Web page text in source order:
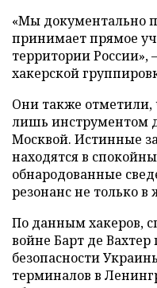
«Мы документально
принимает прямое
территории России»,
хакерской
Они также отметили,
лишь инструментом
Москвой. Истинные
находятся в
обнародованные
резонанс не только в
По данным хакеров,
войне Барт де
безопасности
терминалов в